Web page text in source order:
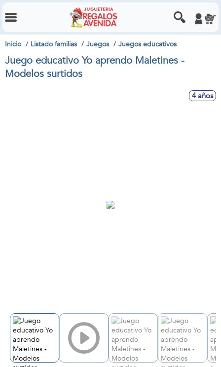
Inicio Listado familias Juegos Juegos educativos
Juego educativo Yo aprendo Maletines -
Modelos surtidos
4 años